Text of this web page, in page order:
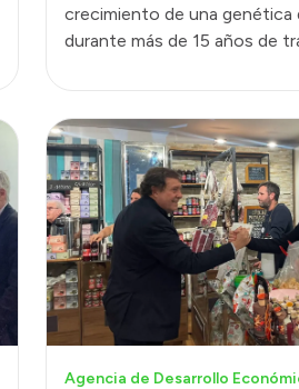
crecimiento de una genética
durante más de 15 años de
Agencia de Desarrollo